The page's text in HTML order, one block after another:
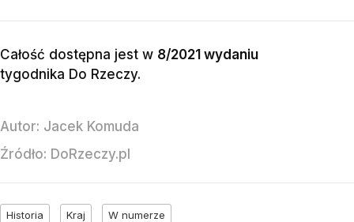
Całość dostępna jest w 8/2021 wydaniu
tygodnika Do Rzeczy.
Autor: Jacek Komuda
Źródło: DoRzeczy.pl
Historia Kraj W numerze